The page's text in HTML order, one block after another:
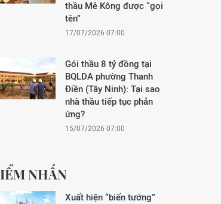
thầu Mê Kông được “gọi
tên”
17/07/2026 07:00
Gói thầu 8 tỷ đồng tại
BQLDA phường Thanh
Điền (Tây Ninh): Tại sao
nhà thầu tiếp tục phản
ứng?
15/07/2026 07:00
ĐIỂM NHẤN
Xuất hiện “biến tướng”